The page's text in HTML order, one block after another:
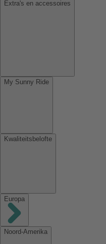
Extra's en accessoires
My Sunny Ride
Kwaliteitsbelofte
Europa
Noord-Amerika